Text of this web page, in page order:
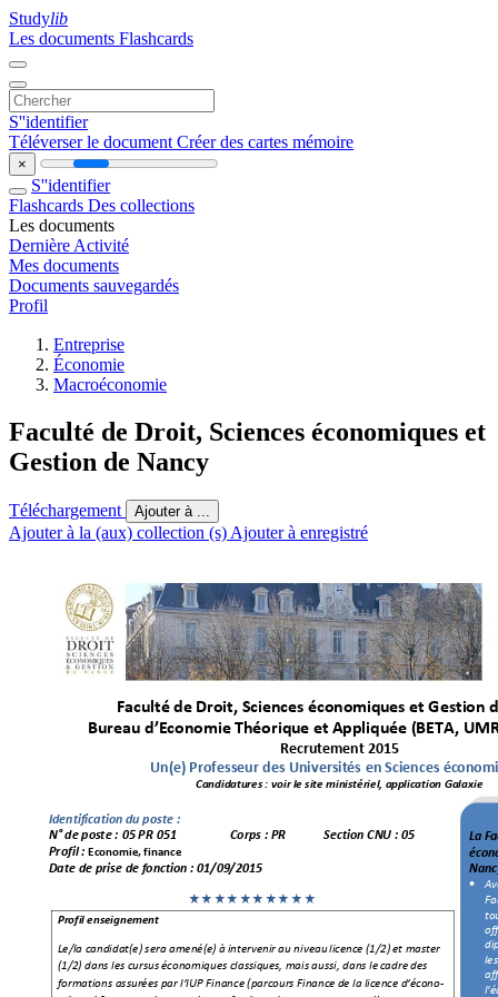
Studylib
Les documents Flashcards
S''identifier
Téléverser le document Créer des cartes mémoire
×
S''identifier
Flashcards Des collections
Les documents
Dernière Activité
Mes documents
Documents sauvegardés
Profil
Entreprise
Économie
Macroéconomie
Faculté de Droit, Sciences économiques et
Gestion de Nancy
Téléchargement Ajouter à ...
Ajouter à la (aux) collection (s) Ajouter à enregistré
Faculté de Droit, Sciences économiques et Gestion
Bureau d ’Economie Théorique et Appliquée (BETA, U
Recrutement 2015
Un(e) Professeur des Universités en Sciences
Candidatures : voir le site ministériel, application Galaxie
Identification du poste :
N° de poste : 05 PR 051 Corps : PR Section CNU : 05
Profil : Economie, finance
Date de prise de fonction : 01/09/2015
La Fa
·
««««««««« «
Profil enseignement
Le/la candidat(e) sera amené(e) à intervenir au niveau licence (1/2) et master
(1/2) dans les cursus économiques classiques, mais aussi, dans le cadre des
formations assurées par l’IUP Finance (parcours Finance de la licence d’écono-